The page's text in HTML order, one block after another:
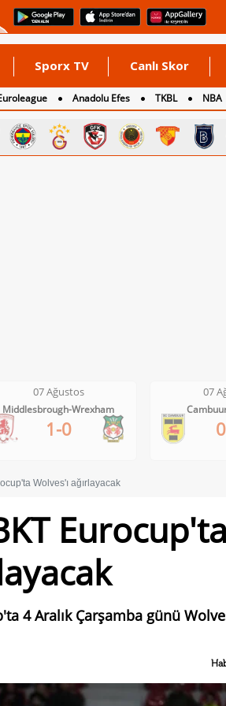
Sporx TV Canlı Skor
Anadolu Efes TKBL NBA
07 Ağustos
Cambuur-Excelsior
0-4
Wolves'ı ağırlayacak
Eurocup'ta
4 Aralık Çarşamba günü